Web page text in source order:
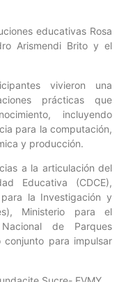
educativas Rosa
Arismendi Brito y el
vivieron una
prácticas que
incluyendo
para la computación,
y producción.
a la articulación del
Educativa (CDCE),
la Investigación y
Ministerio para el
de Parques
conjunto para impulsar